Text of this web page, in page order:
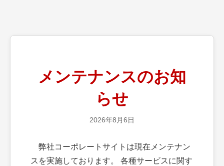
メンテナンスのお知
らせ
2026年8月6日
弊社コーポレートサイトは現在メンテナン
スを実施しております。 各種サービスに関す